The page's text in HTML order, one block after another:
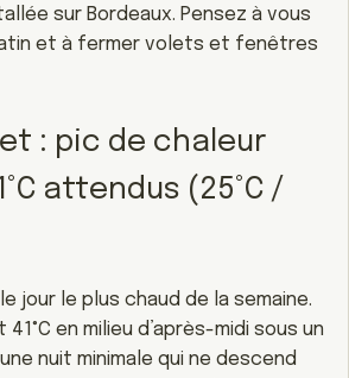
sur Bordeaux. Pensez à vous
et à fermer volets et fenêtres
: pic de chaleur
attendus (25°C /
jour le plus chaud de la semaine.
en milieu d’après-midi sous un
nuit minimale qui ne descend